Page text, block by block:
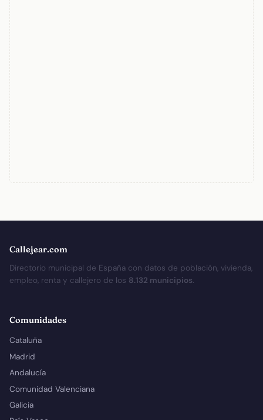
Callejear.com
Directorio municipal de España con datos de población, vivienda,
empleo, renta y callejero de los 8.132 municipios.
Comunidades
Cataluña
Madrid
Andalucía
Comunidad Valenciana
Galicia